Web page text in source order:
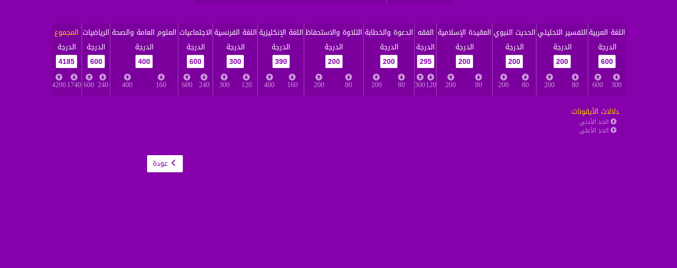
اللغة العربية
الدرجة
600
300
600
التفسير التحليلي
الدرجة
200
80
200
الحديث النبوي
الدرجة
200
80
200
العقيدة الإسلامية
الدرجة
200
80
200
الفقه
الدرجة
295
120
300
الدعوة والخطابة
الدرجة
200
80
200
التلاوة والاستحفاظ
الدرجة
200
80
200
اللغة الإنكليزية
الدرجة
390
160
400
اللغة الفرنسية
الدرجة
300
120
300
الاجتماعيات
الدرجة
600
240
600
العلوم العامة والصحة
الدرجة
400
160
400
الرياضيات
الدرجة
600
240
600
المجموع
الدرجة
4185
1740
4200
دلالات الأيقونات:
الحد الأدنى
الحد الأعلى
عودة